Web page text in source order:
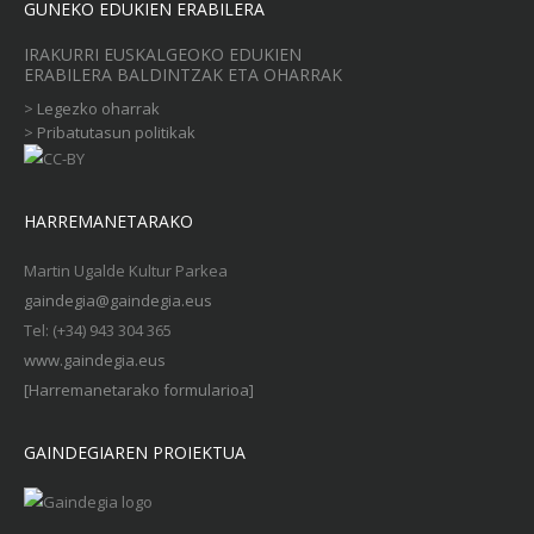
GUNEKO EDUKIEN ERABILERA
IRAKURRI EUSKALGEOKO EDUKIEN
ERABILERA BALDINTZAK ETA OHARRAK
> Legezko oharrak
> Pribatutasun politikak
HARREMANETARAKO
Martin Ugalde Kultur Parkea
gaindegia@gaindegia.eus
Tel: (+34) 943 304 365
www.gaindegia.eus
[Harremanetarako formularioa]
GAINDEGIAREN PROIEKTUA